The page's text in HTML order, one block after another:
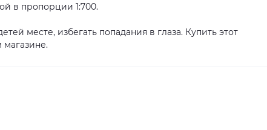
в пропорции 1:700.
месте, избегать попадания в глаза. Купить этот